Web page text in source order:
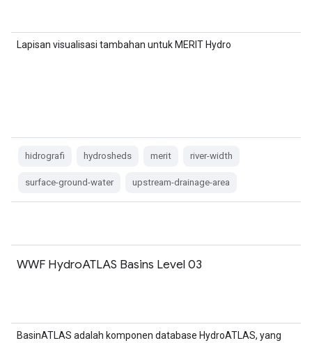
Lapisan visualisasi tambahan untuk MERIT Hydro
hidrografi hydrosheds merit river-width
surface-ground-water upstream-drainage-area
WWF HydroATLAS Basins Level 03
BasinATLAS adalah komponen database HydroATLAS, yang